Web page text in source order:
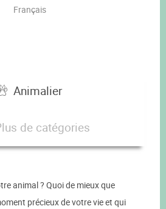
Français
Animalier
de catégories
animal ? Quoi de mieux que
précieux de votre vie et qui